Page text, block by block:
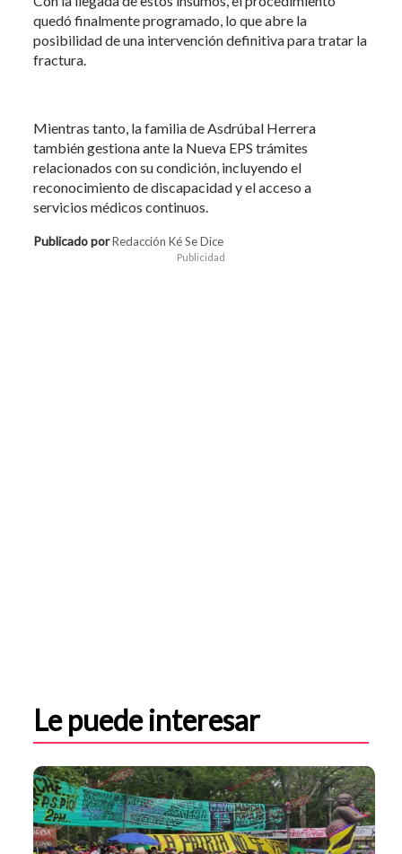
quedó finalmente programado, lo que abre la
posibilidad de una intervención definitiva para tratar la
fractura.
Mientras tanto, la familia de Asdrúbal Herrera
también gestiona ante la Nueva EPS trámites
relacionados con su condición, incluyendo el
reconocimiento de discapacidad y el acceso a
servicios médicos continuos.
Publicado porRedacción Ké Se Dice
Publicidad
Le puede interesar